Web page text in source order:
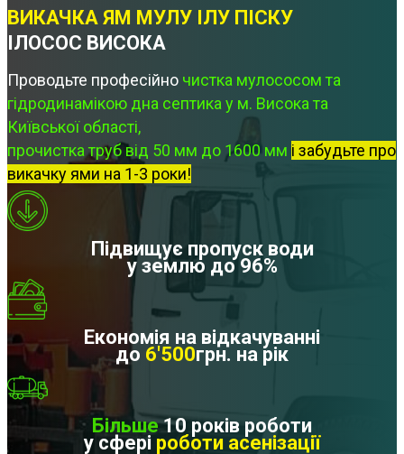
ВИКАЧКА ЯМ МУЛУ ІЛУ ПІСКУ
ІЛОСОС ВИСОКА
Проводьте професійно чистка мулососом та
гідродинамікою дна септика у м. Висока та
Київської області,
прочистка труб від 50 мм до 1600 мм і забудьте про
викачку ями на 1-3 роки!
Підвищує пропуск води
у землю до 96%
Економія на відкачуванні
до 6'500грн. на рік
Більше10 років роботи
у сфері роботи асенізації